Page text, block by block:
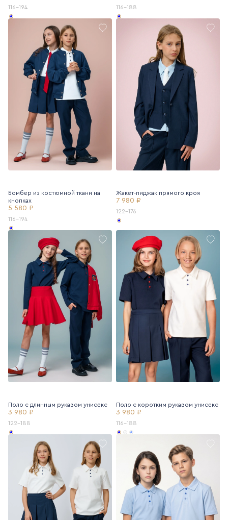
116-194 116-188
Бомбер из костюмной ткани на
кнопках
5 580 ₽
116-194
Жакет-пиджак прямого кроя
7 980 ₽
122-176
Поло с длинным рукавом унисекс
3 980 ₽
122-188
Поло с коротким рукавом унисекс
3 980 ₽
116-188